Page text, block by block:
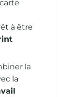
à être
la
la